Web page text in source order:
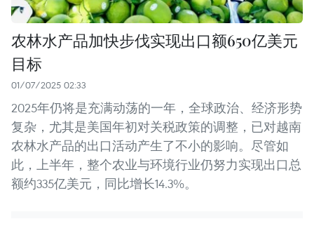
农林水产品加快步伐实现出口额650亿美元
目标
01/07/2025 02:33
2025年仍将是充满动荡的一年，全球政治、经济形势
复杂，尤其是美国年初对关税政策的调整，已对越南
农林水产品的出口活动产生了不小的影响。尽管如
此，上半年，整个农业与环境行业仍努力实现出口总
额约335亿美元，同比增长14.3%。